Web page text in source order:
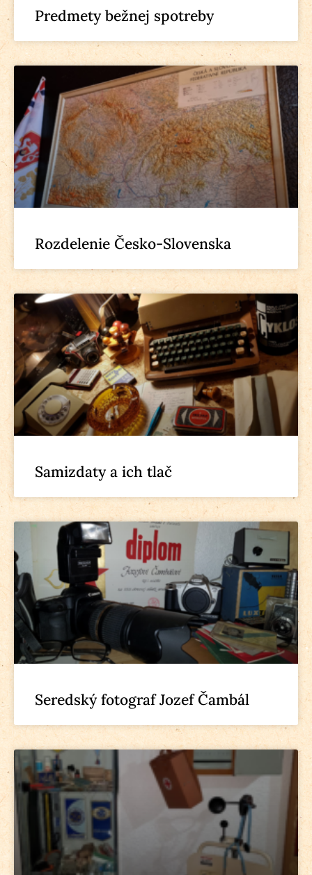
Predmety bežnej spotreby
Rozdelenie Česko-Slovenska
Samizdaty a ich tlač
Seredský fotograf Jozef Čambál